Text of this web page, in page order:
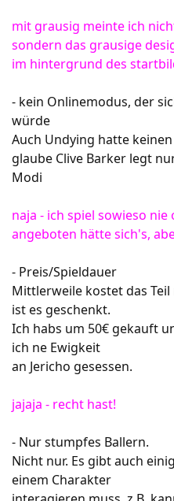
mit grausig meinte ich
sondern das grausige
im hintergrund des
- kein Onlinemodus, der
würde
Auch Undying hatte
glaube Clive Barker legt
Modi
naja - ich spiel sowieso
angeboten hätte sich's,
- Preis/Spieldauer
Mittlerweile kostet das
ist es geschenkt.
Ich habs um 50€ gekauft
ich ne Ewigkeit
an Jericho gesessen.
jajaja - recht hast!
- Nur stumpfes Ballern.
Nicht nur. Es gibt auch
einem Charakter